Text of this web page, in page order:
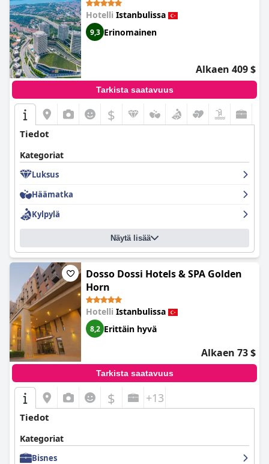
Hotelli Istanbulissa
9,3 Erinomainen
Alkaen 409 $
Tarkista saatavuus
$
Tiedot
Kategoriat
Luksus
Häämatka
Kylpylä
Näytä lisää
Dosso Dossi Hotels & SPA Golden
Horn
Hotelli Istanbulissa
8,2 Erittäin hyvä
Alkaen 73 $
Tarkista saatavuus
$ +13
Tiedot
Kategoriat
Bisnes